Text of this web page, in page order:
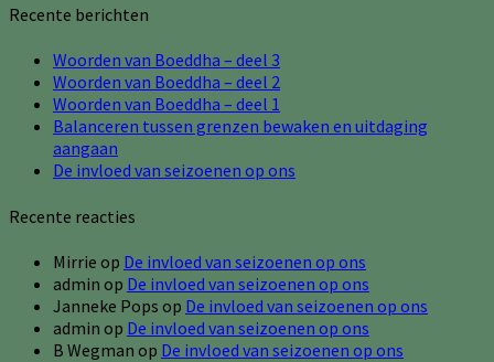
Recente berichten
Woorden van Boeddha – deel 3
Woorden van Boeddha – deel 2
Woorden van Boeddha – deel 1
Balanceren tussen grenzen bewaken en uitdaging
aangaan
De invloed van seizoenen op ons
Recente reacties
Mirrie op De invloed van seizoenen op ons
admin op De invloed van seizoenen op ons
Janneke Pops op De invloed van seizoenen op ons
admin op De invloed van seizoenen op ons
B Wegman op De invloed van seizoenen op ons